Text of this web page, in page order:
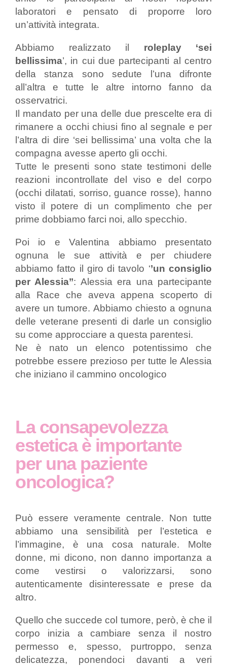
laboratori e pensato di proporre loro
un’attività integrata.
Abbiamo realizzato il roleplay ‘sei
bellissima’, in cui due partecipanti al centro
della stanza sono sedute l’una difronte
all’altra e tutte le altre intorno fanno da
osservatrici.
Il mandato per una delle due prescelte era di
rimanere a occhi chiusi fino al segnale e per
l’altra di dire ‘sei bellissima’ una volta che la
compagna avesse aperto gli occhi.
Tutte le presenti sono state testimoni delle
reazioni incontrollate del viso e del corpo
(occhi dilatati, sorriso, guance rosse), hanno
visto il potere di un complimento che per
prime dobbiamo farci noi, allo specchio.
Poi io e Valentina abbiamo presentato
ognuna le sue attività e per chiudere
abbiamo fatto il giro di tavolo ‘’un consiglio
per Alessia’’: Alessia era una partecipante
alla Race che aveva appena scoperto di
avere un tumore. Abbiamo chiesto a ognuna
delle veterane presenti di darle un consiglio
su come approcciare a questa parentesi.
Ne è nato un elenco potentissimo che
potrebbe essere prezioso per tutte le Alessia
che iniziano il cammino oncologico
La consapevolezza
estetica è importante
per una paziente
oncologica?
Può essere veramente centrale. Non tutte
abbiamo una sensibilità per l’estetica e
l’immagine, è una cosa naturale. Molte
donne, mi dicono, non danno importanza a
come vestirsi o valorizzarsi, sono
autenticamente disinteressate e prese da
altro.
Quello che succede col tumore, però, è che il
corpo inizia a cambiare senza il nostro
permesso e, spesso, purtroppo, senza
delicatezza, ponendoci davanti a veri